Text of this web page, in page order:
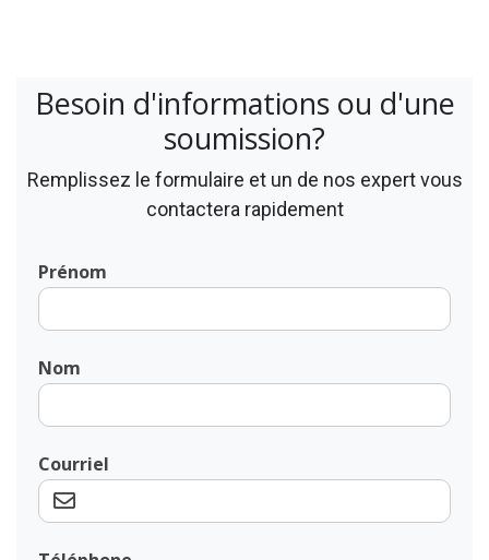
Besoin d'informations ou d'une
soumission?
Remplissez le formulaire et un de nos expert vous
contactera rapidement
Prénom
Nom
Courriel